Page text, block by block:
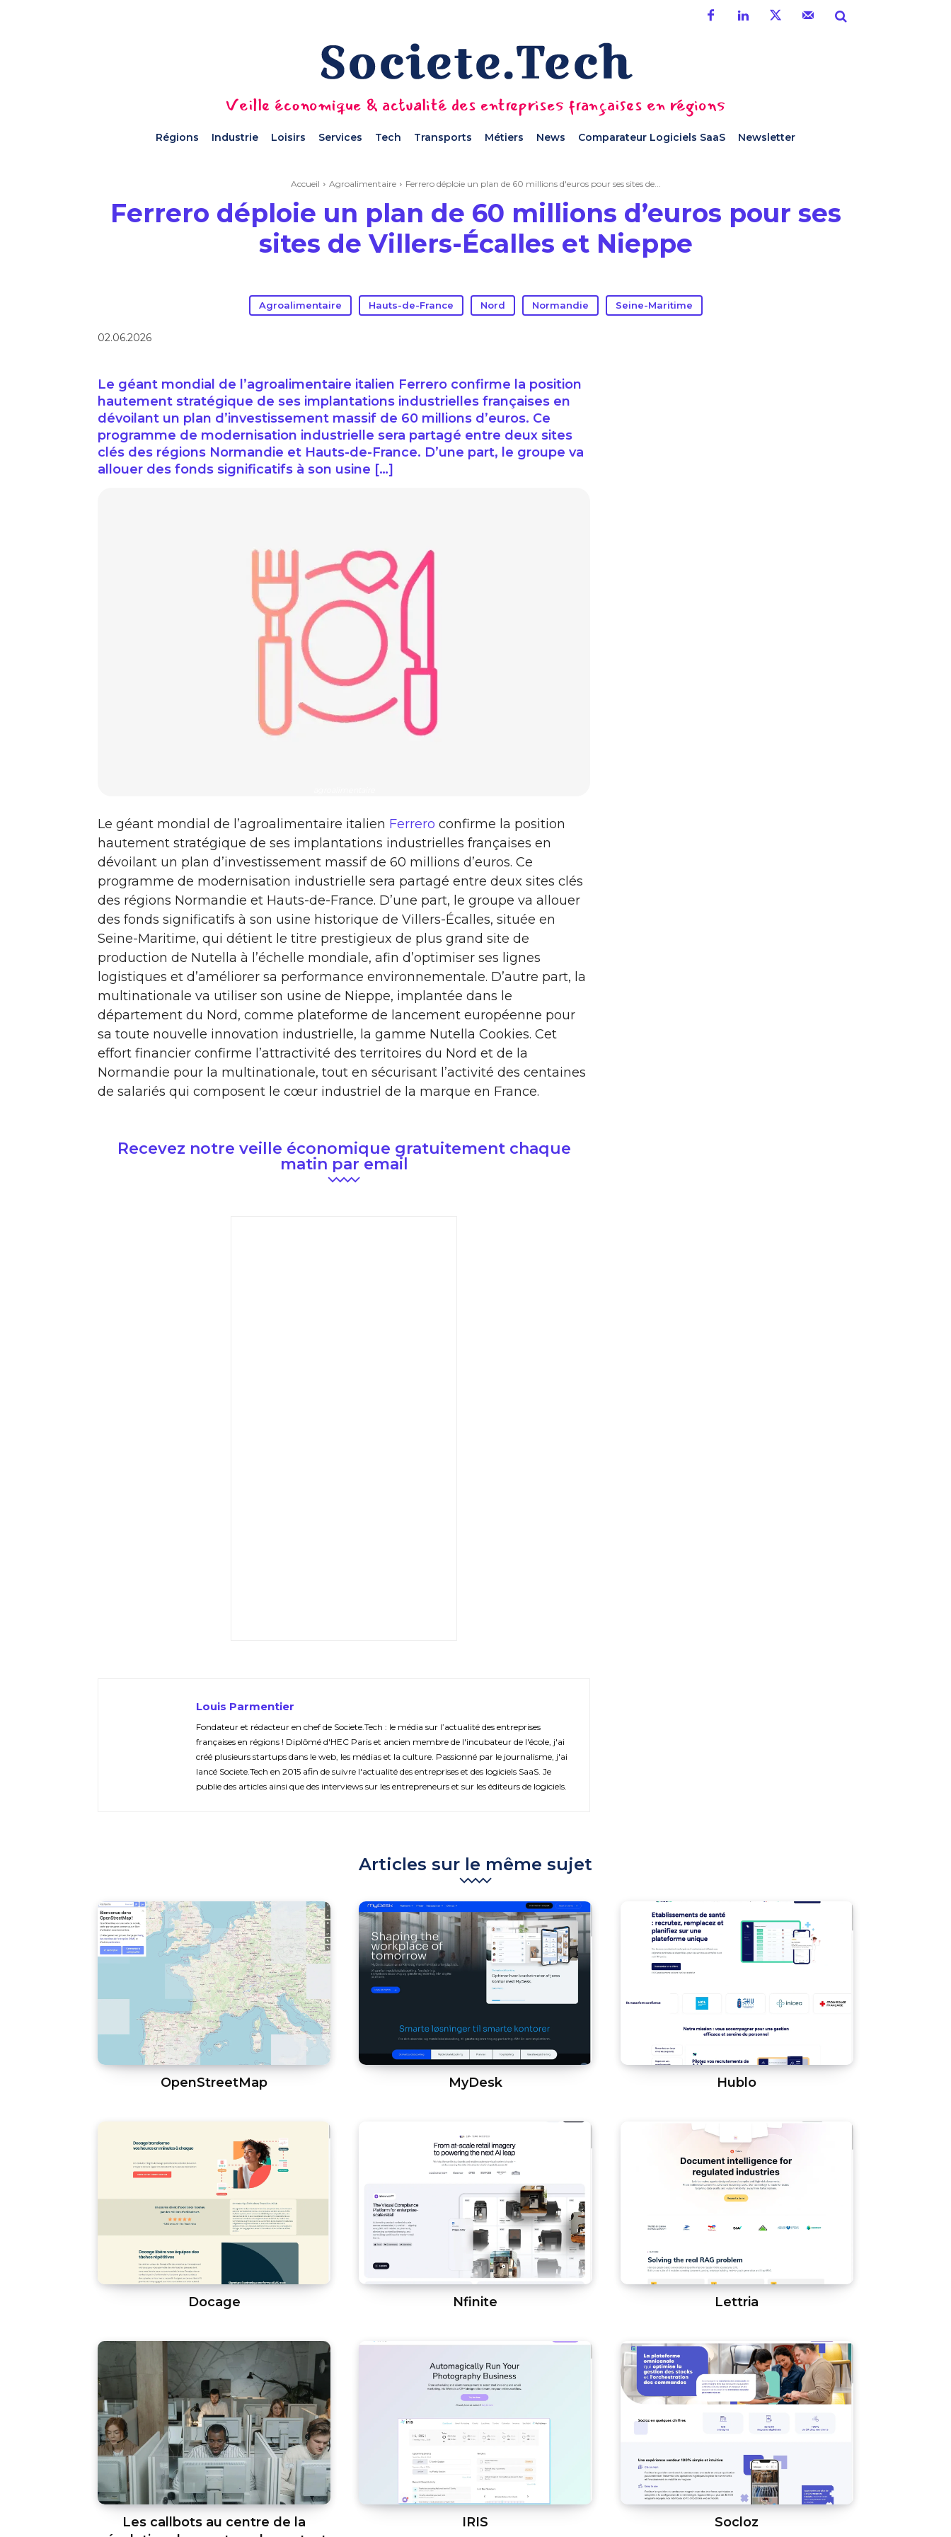
Veille économique & actualité des entreprises françaises en régions
Régions Industrie Loisirs Services Tech Transports Métiers News Comparateur Logiciels SaaS Newsletter
Accueil Agroalimentaire Ferrero déploie un plan de 60 millions d'euros pour ses sites de...
Ferrero déploie un plan de 60 millions d’euros pour ses
sites de Villers-Écalles et Nieppe
Agroalimentaire Hauts-de-France Nord Normandie Seine-Maritime
02.06.2026
Le géant mondial de l’agroalimentaire italien Ferrero confirme la position
hautement stratégique de ses implantations industrielles françaises en
dévoilant un plan d’investissement massif de 60 millions d’euros. Ce
programme de modernisation industrielle sera partagé entre deux sites
clés des régions Normandie et Hauts-de-France. D’une part, le groupe va
allouer des fonds significatifs à son usine […]
Le géant mondial de l’agroalimentaire italien Ferrero confirme la position
hautement stratégique de ses implantations industrielles françaises en
dévoilant un plan d’investissement massif de 60 millions d’euros. Ce
programme de modernisation industrielle sera partagé entre deux sites clés
des régions Normandie et Hauts-de-France. D’une part, le groupe va allouer
des fonds significatifs à son usine historique de Villers-Écalles, située en
Seine-Maritime, qui détient le titre prestigieux de plus grand site de
production de Nutella à l’échelle mondiale, afin d’optimiser ses lignes
logistiques et d’améliorer sa performance environnementale. D’autre part, la
multinationale va utiliser son usine de Nieppe, implantée dans le
département du Nord, comme plateforme de lancement européenne pour
sa toute nouvelle innovation industrielle, la gamme Nutella Cookies. Cet
effort financier confirme l’attractivité des territoires du Nord et de la
Normandie pour la multinationale, tout en sécurisant l’activité des centaines
de salariés qui composent le cœur industriel de la marque en France.
Recevez notre veille économique gratuitement chaque
matin par email
Louis Parmentier
Fondateur et rédacteur en chef de Societe.Tech : le média sur l’actualité des entreprises
françaises en régions ! Diplômé d'HEC Paris et ancien membre de l'incubateur de l'école, j'ai
créé plusieurs startups dans le web, les médias et la culture. Passionné par le journalisme, j'ai
lancé Societe.Tech en 2015 afin de suivre l'actualité des entreprises et des logiciels SaaS. Je
publie des articles ainsi que des interviews sur les entrepreneurs et sur les éditeurs de logiciels.
Articles sur le même sujet
OpenStreetMap MyDesk Hublo
Docage Nfinite Lettria
Les callbots au centre de la
IRIS Socloz